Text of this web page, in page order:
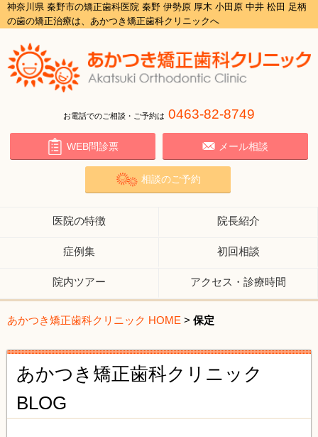
神奈川県 秦野市の矯正歯科医院 秦野 伊勢原 厚木 小田原 中井 松田 足柄
の歯の矯正治療は、あかつき矯正歯科クリニックへ
お電話でのご相談・ご予約は 0463-82-8749
WEB問診票 メール相談
相談のご予約
医院の特徴 院長紹介
症例集 初回相談
院内ツアー アクセス・診療時間
あかつき矯正歯科クリニック HOME > 保定
あかつき矯正歯科クリニック
BLOG